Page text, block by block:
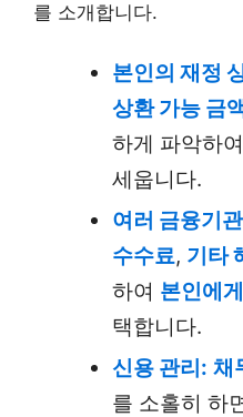
를 소개합니다.
본인의 재정
상환 가능 금
하게 파악하여
세웁니다.
여러 금융기
수수료, 기타
하여 본인에
택합니다.
신용 관리: 채
를 소홀히 하